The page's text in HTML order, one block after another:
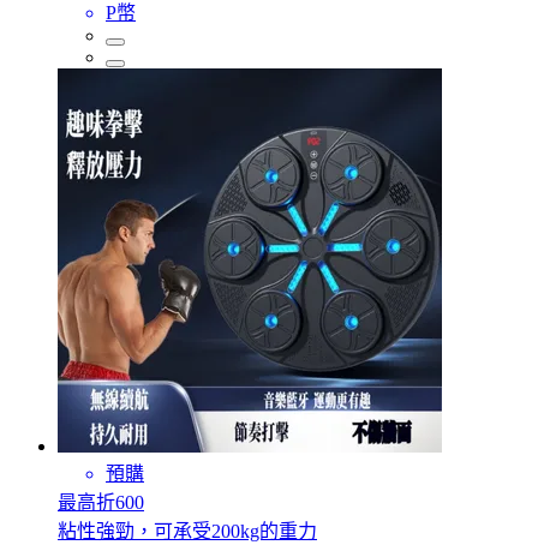
P幣
預購
最高折600
粘性強勁，可承受200kg的重力